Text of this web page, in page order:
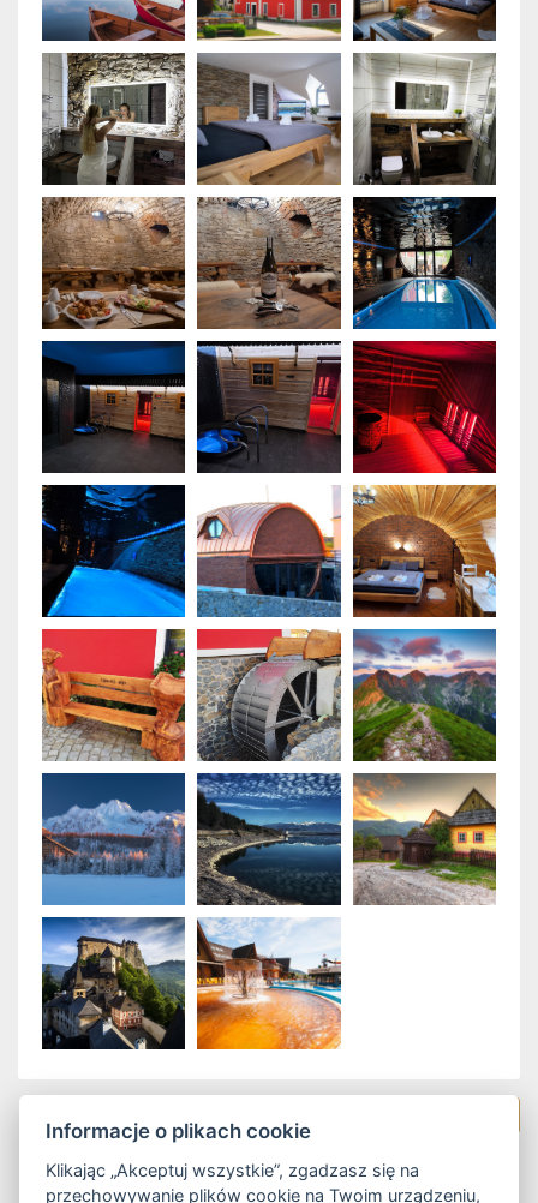
Informacje o plikach cookie
Klikając „Akceptuj wszystkie”, zgadzasz się na
przechowywanie plików cookie na Twoim urządzeniu,